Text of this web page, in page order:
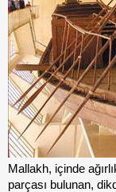
Mallakh, içinde
parçası bulunan,